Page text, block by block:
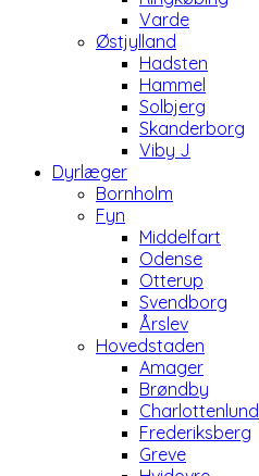
Varde
Østjylland
Hadsten
Hammel
Solbjerg
Skanderborg
Viby J
Dyrlæger
Bornholm
Fyn
Middelfart
Odense
Otterup
Svendborg
Årslev
Hovedstaden
Amager
Brøndby
Charlottenlund
Frederiksberg
Greve